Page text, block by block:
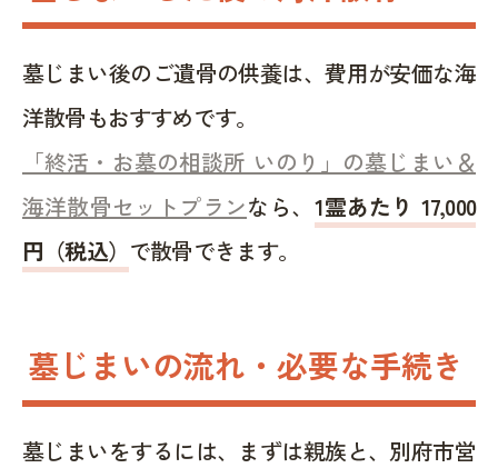
墓じまい後のご遺骨の供養は、費用が安価な海
洋散骨もおすすめです。
「終活・お墓の相談所 いのり」の墓じまい＆
海洋散骨セットプランなら、 1霊あたり 17,000
円（税込） で散骨できます。
墓じまいの流れ・必要な手続き
墓じまいをするには、まずは親族と、別府市営